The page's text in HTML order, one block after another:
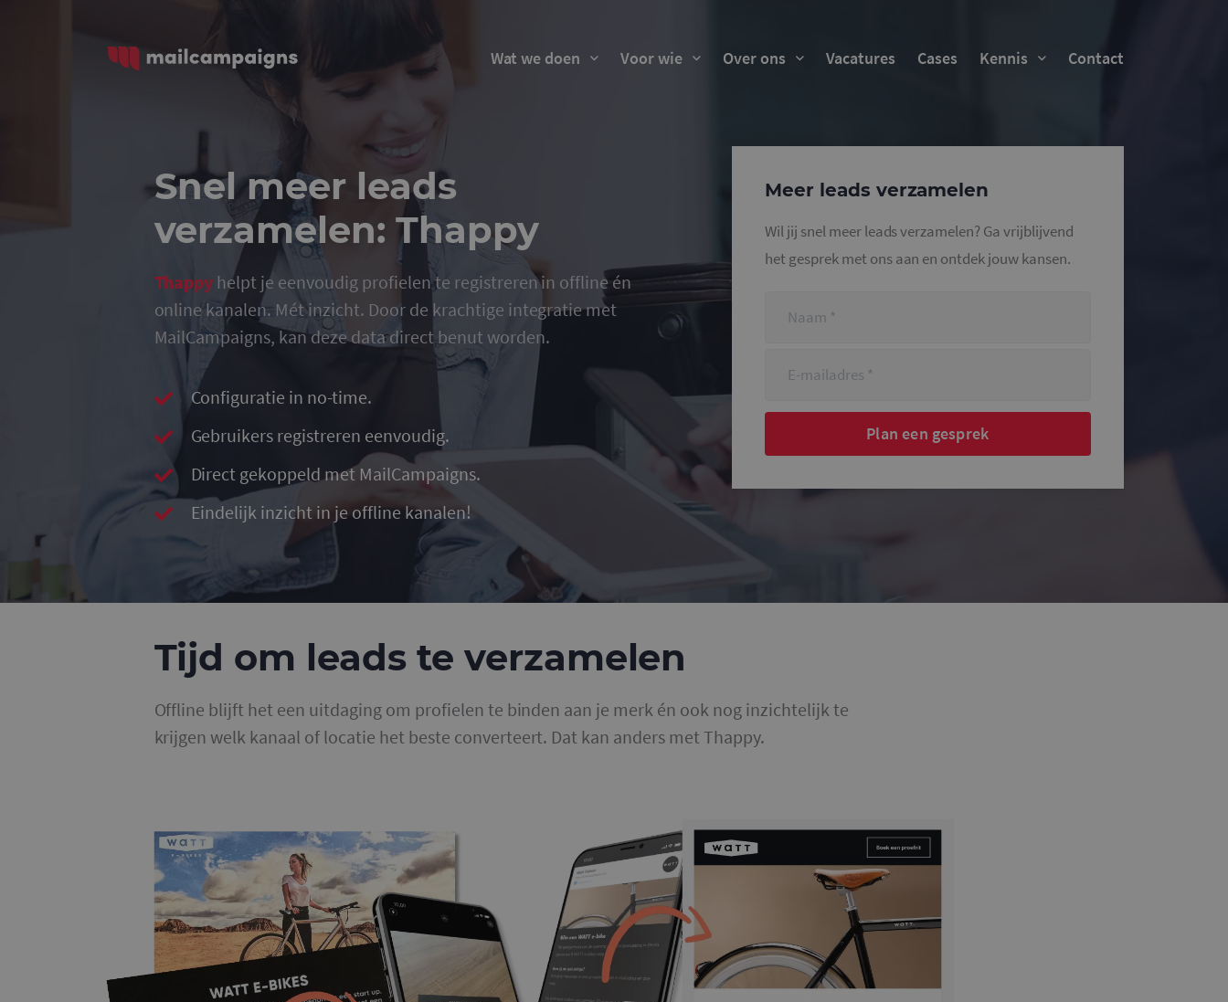
Wat we doen Voor wie Over ons Vacatures Cases Kennis Contact
Snel meer leads
verzamelen: Thappy
Thappy helpt je eenvoudig profielen te registreren in offline én
online kanalen. Mét inzicht. Door de krachtige integratie met
MailCampaigns, kan deze data direct benut worden.
Configuratie in no-time.
Gebruikers registreren eenvoudig.
Direct gekoppeld met MailCampaigns.
Eindelijk inzicht in je offline kanalen!
Meer leads verzamelen
Wil jij snel meer leads verzamelen? Ga vrijblijvend
het gesprek met ons aan en ontdek jouw kansen.
Plan een gesprek
Tijd om leads te verzamelen
Offline blijft het een uitdaging om profielen te binden aan je merk én ook nog inzichtelijk te
krijgen welk kanaal of locatie het beste converteert. Dat kan anders met Thappy.